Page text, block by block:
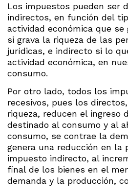
Los impuestos pueden ser
indirectos, en función del
actividad económica que se
si grava la riqueza de las
jurídicas, e indirecto si lo
actividad económica, en
consumo.
Por otro lado, todos los
recesivos, pues los
riqueza, reducen el ingreso
destinado al consumo y al
consumo, se contrae la
genera una reducción en la
impuesto indirecto, al
final de los bienes en el
demanda y la producción,